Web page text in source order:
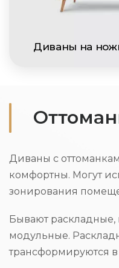
Диваны на
Диваны с
комфортны. Могут
зонирования
Бывают раскладные,
модульные.
трансформируются